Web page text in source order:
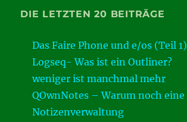
DIE LETZTEN 20 BEITRÄGE
Das Faire Phone und e/os (Teil 1)
Logseq- Was ist ein Outliner?
weniger ist manchmal mehr
QOwnNotes – Warum noch eine
Notizenverwaltung